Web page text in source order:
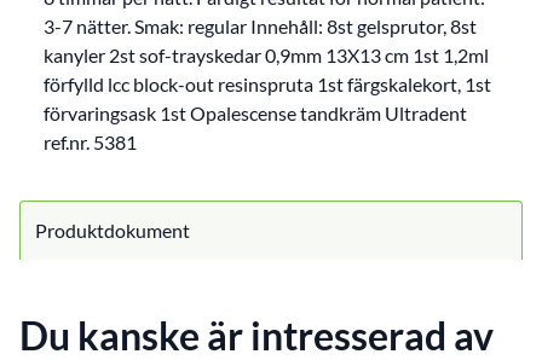
3-7 nätter. Smak: regular Innehåll: 8st gelsprutor, 8st
kanyler 2st sof-trayskedar 0,9mm 13X13 cm 1st 1,2ml
förfylld lcc block-out resinspruta 1st färgskalekort, 1st
förvaringsask 1st Opalescense tandkräm Ultradent
ref.nr. 5381
Produktdokument
Du kanske är intresserad av